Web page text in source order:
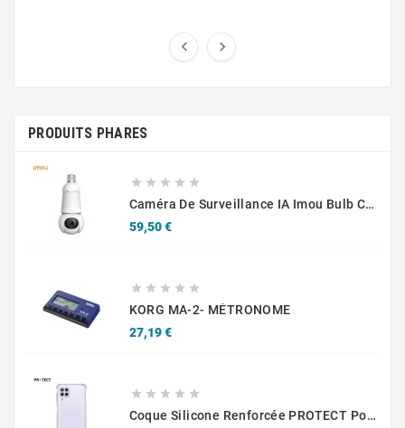
 
PRODUITS PHARES
    
Caméra De Surveillance IA Imou Bulb Cam 3MP IPC-S6DP-3M0WEB Blanc
59,50 €Prix
    
KORG MA-2- MÉTRONOME
27,19 €Prix
    
Coque Silicone Renforcée PROTECT Pour Samsung Galaxy A22 4G A225 Transparent